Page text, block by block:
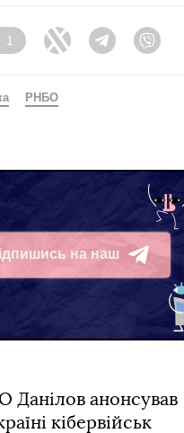
Facebook
1
Twitter TelegramViber
РНБО
на наш
Данілов анонсував
кібервійськ